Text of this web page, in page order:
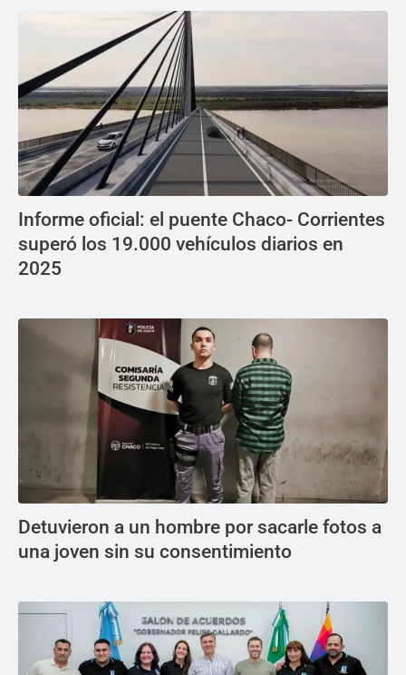
Informe oficial: el puente Chaco- Corrientes
superó los 19.000 vehículos diarios en
2025
Detuvieron a un hombre por sacarle fotos a
una joven sin su consentimiento